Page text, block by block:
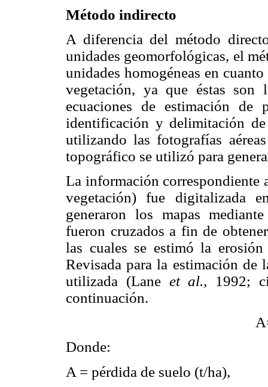
Método indirecto
A diferencia del método
unidades geomorfológicas, el
unidades homogéneas en
vegetación, ya que éstas son
ecuaciones de estimación
identificación y delimitación
utilizando las fotografías
topográfico se utilizó para
La información correspondiente
vegetación) fue digitalizada
generaron los mapas
fueron cruzados a fin de
las cuales se estimó la
Revisada para la estimación
utilizada (Lane et al., 1992;
continuación.
Donde:
A = pérdida de suelo (t/ha),